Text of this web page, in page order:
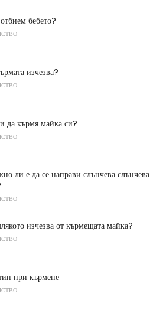
бебето?
изчезва?
да кърмя майка си?
ли е да се направи слънчева слънчева
изчезва от кърмещата майка?
при кърмене